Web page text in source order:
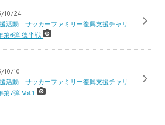
10/24
活動 サッカーファミリー復興支援チャリ
第6弾 後半戦
10/10
活動 サッカーファミリー復興支援チャリ
第7弾 Vol.1